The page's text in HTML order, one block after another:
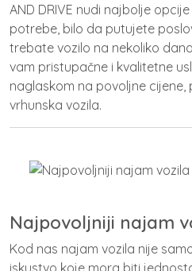
AND DRIVE nudi najbolje
potrebe, bilo da putujete
trebate vozilo na nekoliko
vam pristupačne i kvalitetne
naglaskom na povoljne cijene,
vrhunska vozila.
Najpovoljniji najam
Kod nas najam vozila nije
iskustvo koje mora biti